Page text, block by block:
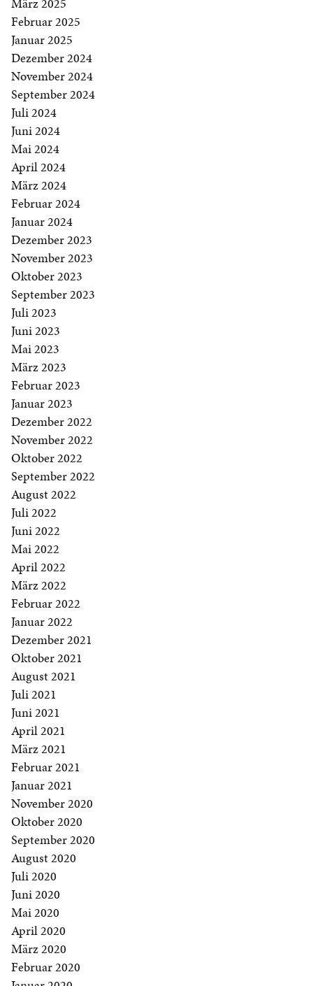
Februar 2025
Januar 2025
Dezember 2024
November 2024
September 2024
Juli 2024
Juni 2024
Mai 2024
April 2024
März 2024
Februar 2024
Januar 2024
Dezember 2023
November 2023
Oktober 2023
September 2023
Juli 2023
Juni 2023
Mai 2023
März 2023
Februar 2023
Januar 2023
Dezember 2022
November 2022
Oktober 2022
September 2022
August 2022
Juli 2022
Juni 2022
Mai 2022
April 2022
März 2022
Februar 2022
Januar 2022
Dezember 2021
Oktober 2021
August 2021
Juli 2021
Juni 2021
April 2021
März 2021
Februar 2021
Januar 2021
November 2020
Oktober 2020
September 2020
August 2020
Juli 2020
Juni 2020
Mai 2020
April 2020
März 2020
Februar 2020